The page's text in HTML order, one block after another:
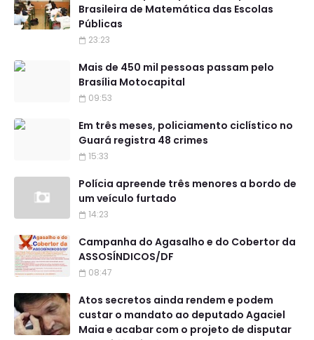
Brasileira de Matemática das Escolas
Públicas
23:23
Mais de 450 mil pessoas passam pelo
Brasília Motocapital
09:53
Em três meses, policiamento ciclístico no
Guará registra 48 crimes
15:33
Polícia apreende três menores a bordo de
um veículo furtado
14:23
Campanha do Agasalho e do Cobertor da
ASSOSÍNDICOS/DF
08:47
Atos secretos ainda rendem e podem
custar o mandato ao deputado Agaciel
Maia e acabar com o projeto de disputar